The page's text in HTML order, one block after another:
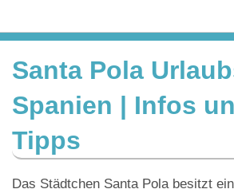
Santa Pola
Spanien | Infos
Tipps
Das Städtchen Santa Pola besitzt